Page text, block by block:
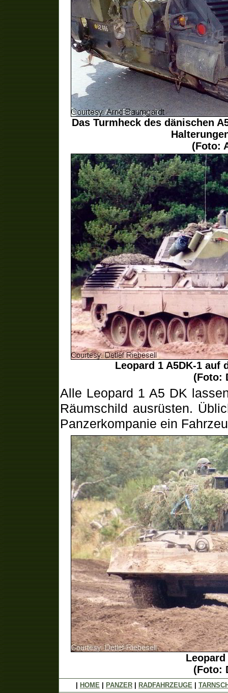
Das Turmheck des dänischen
(Foto:
Leopard 1 A5DK-1 auf
(Foto:
Alle Leopard 1 A5 DK
Räumschild ausrüsten.
Panzerkompanie ein
(Foto:
HOME PANZER RADFAHRZEUGE